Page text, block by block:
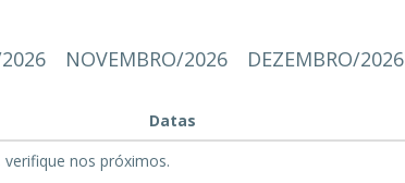
NOVEMBRO/2026 DEZEMBRO/2026
Datas
nos próximos.